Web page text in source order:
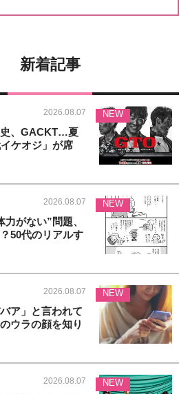
新着記事
2026.08.07
、GACKT…夏
ケオジ」が席
NEW
2026.08.07
がない”問題、
50代のリアルす
NEW
2026.08.07
ア」と言われて
ウラの顔を知り
NEW
2026.08.07 NEW